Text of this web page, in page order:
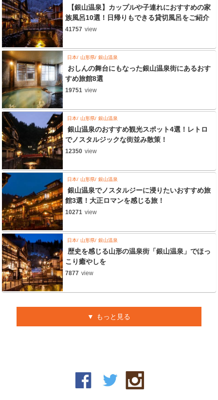
【銀山温泉】カップルや子連れにおすすめの家
族風呂10選！日帰りもできる貸切風呂をご紹介
41757 view
日本 山形県 銀山温泉
おしんの舞台にもなった銀山温泉街にあるおす
すめ旅館8選
19751 view
日本 山形県 銀山温泉
銀山温泉のおすすめ観光スポット4選！レトロ
でノスタルジックな街並み散策！
12350 view
日本 山形県 銀山温泉
銀山温泉でノスタルジーに浸りたいおすすめ旅
館3選！大正ロマンを感じる旅！
10271 view
日本 山形県 銀山温泉
歴史を感じる山形の温泉街「銀山温泉」でほっ
こり癒やしを
7877 view
もっと見る